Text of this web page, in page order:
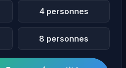
4 personnes
8 personnes